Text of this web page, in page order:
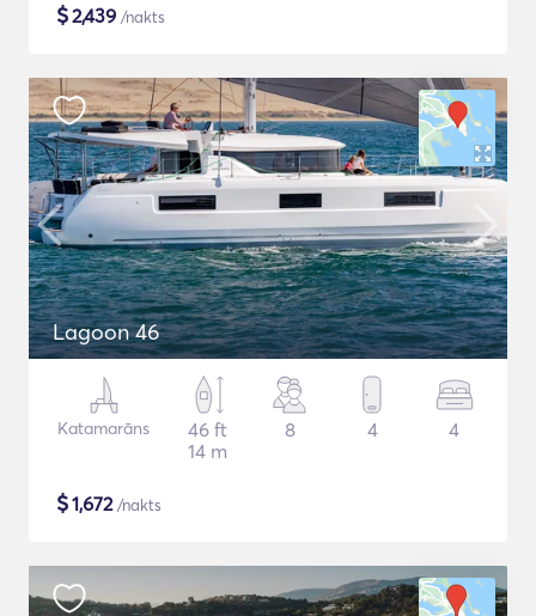
$2,439 /nakts
Lagoon 46
Katamarāns
46 ft
14 m
8 4 4
$1,672/nakts